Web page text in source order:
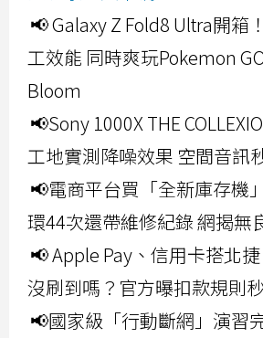
📢 Galaxy Z Fold8 Ultra開箱
工效能 同時爽玩Pokemon
Bloom
📢Sony 1000X THE
工地實測降噪效果 空間音訊
📢電商平台買「全新庫存機
環44次還帶維修紀錄 網揭無
📢 Apple Pay、信用卡搭北
沒刷到嗎？官方曝扣款規則
📢國家級「行動斷網」演習